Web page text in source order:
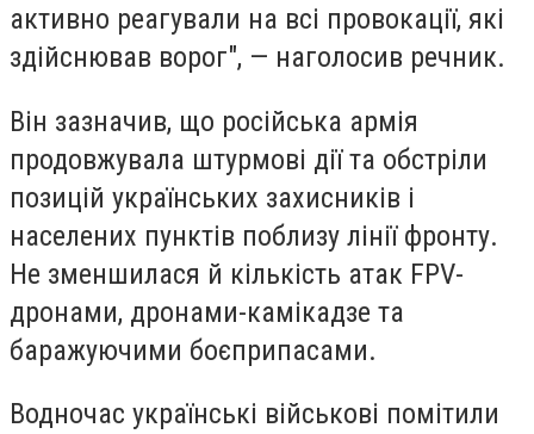
активно реагували на всі провокації, які
здійснював ворог", — наголосив речник.
Він зазначив, що російська армія
продовжувала штурмові дії та обстріли
позицій українських захисників і
населених пунктів поблизу лінії фронту.
Не зменшилася й кількість атак FPV-
дронами, дронами-камікадзе та
баражуючими боєприпасами.
Водночас українські військові помітили